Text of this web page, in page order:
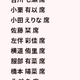
小栗 有以 席
小田 えりな 席
佐藤 栞 席
左伴 彩佳 席
横道 侑里 席
服部 有菜 席
橋本 陽菜 席